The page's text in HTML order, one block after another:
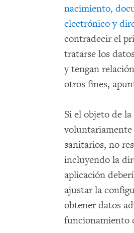
nacimiento,
electrónico y
contradecir el
tratarse los
y tengan
otros fines,
Si el objeto de
voluntariamente
sanitarios, no
incluyendo la
aplicación
ajustar la
obtener datos
funcionamiento